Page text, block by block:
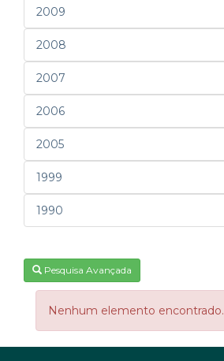
2009
2008
2007
2006
2005
1999
1990
Pesquisa Avançada
Nenhum elemento encontrado.